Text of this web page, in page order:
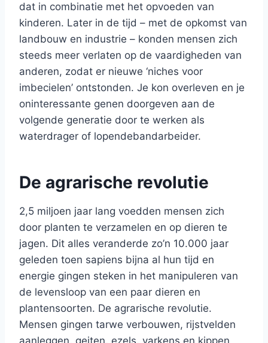
dat in combinatie met het opvoeden van
kinderen. Later in de tijd – met de opkomst van
landbouw en industrie – konden mensen zich
steeds meer verlaten op de vaardigheden van
anderen, zodat er nieuwe ‘niches voor
imbecielen’ ontstonden. Je kon overleven en je
oninteressante genen doorgeven aan de
volgende generatie door te werken als
waterdrager of lopendebandarbeider.
De agrarische revolutie
2,5 miljoen jaar lang voedden mensen zich
door planten te verzamelen en op dieren te
jagen. Dit alles veranderde zo’n 10.000 jaar
geleden toen sapiens bijna al hun tijd en
energie gingen steken in het manipuleren van
de levensloop van een paar dieren en
plantensoorten. De agrarische revolutie.
Mensen gingen tarwe verbouwen, rijstvelden